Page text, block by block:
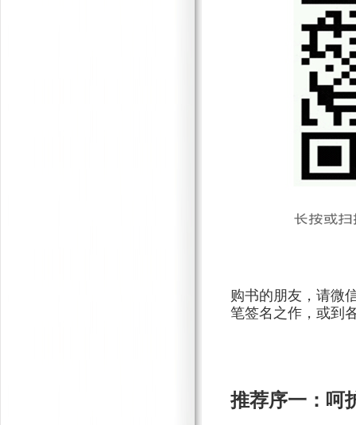
购书的朋友，请微
笔签名之作，或到
推荐序一：呵